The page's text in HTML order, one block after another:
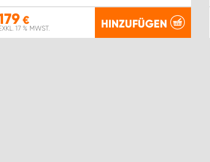
€
17 % MWST. HINZUFÜGEN